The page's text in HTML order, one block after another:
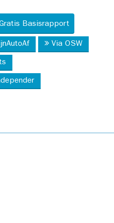
Basisrapport
Via OSW